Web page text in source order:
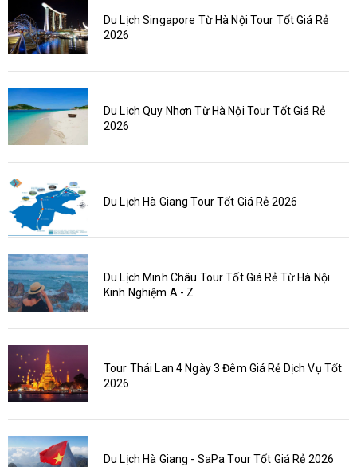
Du Lịch Singapore Từ Hà Nội Tour Tốt Giá Rẻ
2026
Du Lịch Quy Nhơn Từ Hà Nội Tour Tốt Giá Rẻ
2026
Du Lịch Hà Giang Tour Tốt Giá Rẻ 2026
Du Lịch Minh Châu Tour Tốt Giá Rẻ Từ Hà Nội
Kinh Nghiệm A - Z
Tour Thái Lan 4 Ngày 3 Đêm Giá Rẻ Dịch Vụ Tốt
2026
Du Lịch Hà Giang - SaPa Tour Tốt Giá Rẻ 2026